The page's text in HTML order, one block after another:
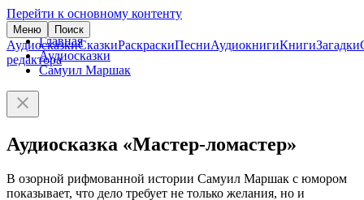
Перейти к основному контенту
Меню Поиск
АудиосказкиСказкиРаскраскиПесниАудиокнигиКнигиЗагадки
редактора
Главная
Аудиосказки
Самуил Маршак
Аудиосказка «Мастер-ломастер»
В озорной рифмованной истории Самуил Маршак с юмором
показывает, что дело требует не только желания, но и